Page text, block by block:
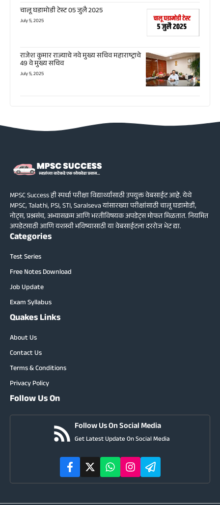
चालू घडामोडी टेस्ट 05 जुलै 2025
July 5, 2025
राजेश कुमार राज्याचे नवे मुख्य सचिव महाराष्ट्राचे
49 वे मुख्य सचिव
July 5, 2025
MPSC Success ही स्पर्धा परीक्षा विद्यार्थ्यांसाठी उपयुक्त वेबसाईट आहे. येथे
MPSC, Talathi, PSI, STI, Saralseva यांसारख्या परीक्षांसाठी चालू घडामोडी,
नोट्स, प्रश्नसंच, अभ्यासक्रम आणि भरतीविषयक अपडेट्स मोफत मिळतात. नियमित
अपडेटसाठी आणि यशस्वी भविष्यासाठी या वेबसाईटला दररोज भेट द्या.
Categories
Test Series
Free Notes Download
Job Update
Exam Syllabus
Quakes Links
About Us
Contact Us
Terms & Conditions
Privacy Policy
Follow Us On
Follow Us On Social Media
Get Latest Update On Social Media